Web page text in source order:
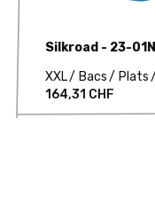
Silkroad - 23-01N
XXL
Bacs Plats
164,31 CHF